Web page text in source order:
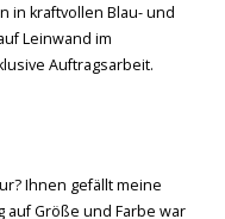
Ihnen gefällt meine
auf Größe und Farbe war